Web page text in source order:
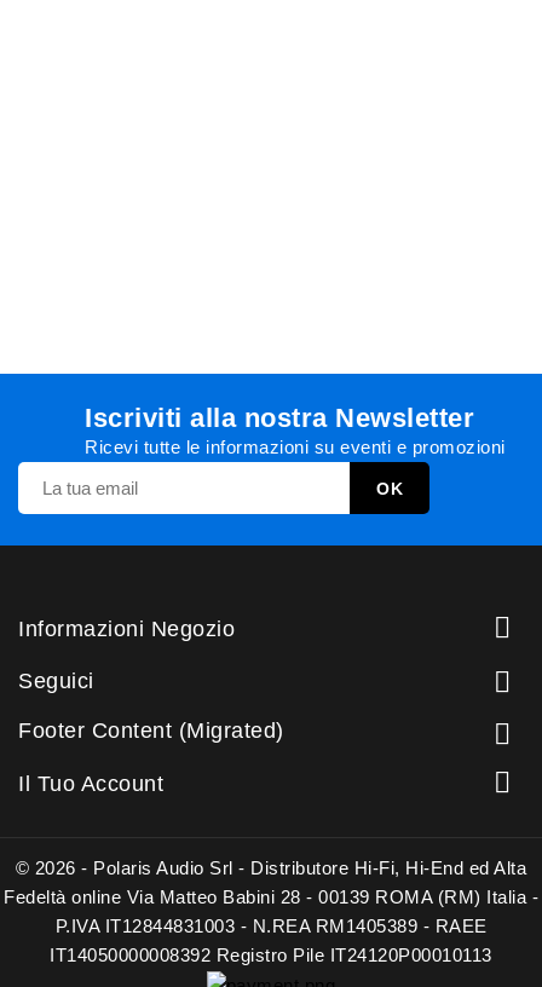
Iscriviti alla nostra Newsletter
Ricevi tutte le informazioni su eventi e promozioni
Informazioni Negozio 
Seguici 
Footer Content (Migrated) 
Il Tuo Account 
© 2026 - Polaris Audio Srl - Distributore Hi-Fi, Hi-End ed Alta
Fedeltà online Via Matteo Babini 28 - 00139 ROMA (RM) Italia -
P.IVA IT12844831003 - N.REA RM1405389 - RAEE
IT14050000008392 Registro Pile IT24120P00010113